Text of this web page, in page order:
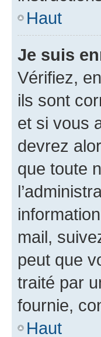
Haut
Je suis
Vérifiez,
ils sont
et si vous
devrez
que toute
mail,
peut que
traité par
fournie,
Haut